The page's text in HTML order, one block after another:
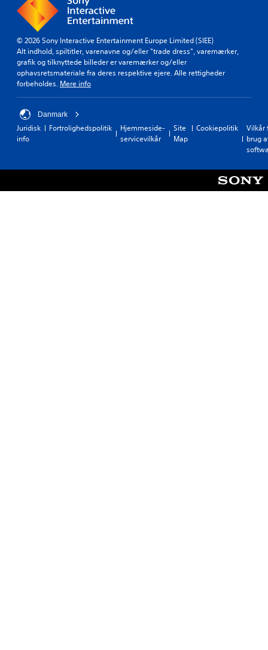
© 2026 Sony Interactive Entertainment Europe Limited (SIEE)
Alt indhold, spiltitler, varenavne og/eller "trade dress", varemærker,
grafik og tilknyttede billeder er varemærker og/eller
ophavsretsmateriale fra deres respektive ejere. Alle rettigheder
forbeholdes. Mere info
Danmark
Juridisk
info
Fortrolighedspolitik
Hjemmeside-
servicevilkår
Site
Map
Cookiepolitik
Vilkår
brug